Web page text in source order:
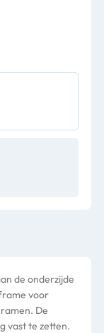
de onderzijde
voor
De
vast te zetten.